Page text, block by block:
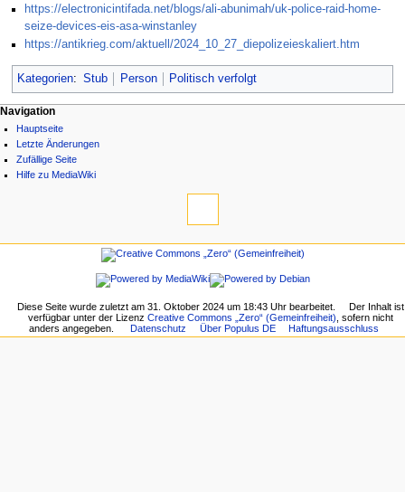
https://electronicintifada.net/blogs/ali-abunimah/uk-police-raid-home-
seize-devices-eis-asa-winstanley
https://antikrieg.com/aktuell/2024_10_27_diepolizeieskaliert.htm
Kategorien: Stub Person Politisch verfolgt
Navigation
Hauptseite
Letzte Änderungen
Zufällige Seite
Hilfe zu MediaWiki
Diese Seite wurde zuletzt am 31. Oktober 2024 um 18:43 Uhr bearbeitet.
Der Inhalt ist
verfügbar unter der LizenzCreative Commons „Zero“ (Gemeinfreiheit) , sofern nicht
anders angegeben.
Datenschutz Über Populus DE Haftungsausschluss